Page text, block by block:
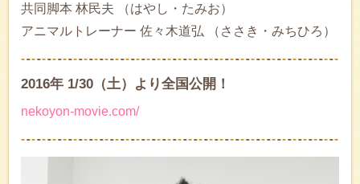
共同脚本 林民夫 （はやし・たみお）
アニマルトレーナー 佐々木道弘 （ささき・みちひろ）
2016年 1/30（土）より全国公開！
nekoyon-movie.com/